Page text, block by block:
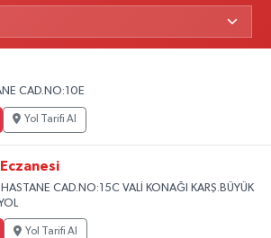
CAD.NO:10E
Yol Tarifi Al
CAD.NO:15C VALİ KONAĞI KARŞ.BÜYÜK
Yol Tarifi Al